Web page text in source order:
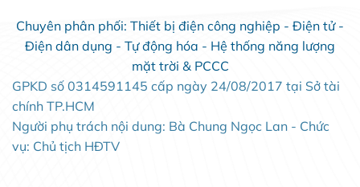
Chuyên phân phối: Thiết bị điện công nghiệp - Điện tử -
Điện dân dụng - Tự động hóa - Hệ thống năng lượng
mặt trời & PCCC
GPKD số 0314591145 cấp ngày 24/08/2017 tại Sở tài
chính TP.HCM
Người phụ trách nội dung: Bà Chung Ngọc Lan - Chức
vụ: Chủ tịch HĐTV